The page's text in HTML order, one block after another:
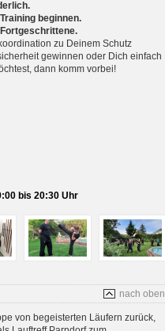
beginnen.
zu Deinem Schutz
gewinnen oder Dich einfach
dann komm vorbei!
bis 20:30 Uhr
nach oben
von begeisterten Läufern zurück,